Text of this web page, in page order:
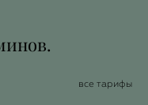
все тарифы